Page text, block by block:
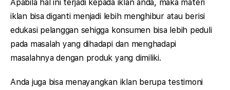
Apabila hal ini terjadi kepada iklan anda, maka materi
iklan bisa diganti menjadi lebih menghibur atau berisi
edukasi pelanggan sehigga konsumen bisa lebih peduli
pada masalah yang dihadapi dan menghadapi
masalahnya dengan produk yang dimiliki.
Anda juga bisa menayangkan iklan berupa testimoni